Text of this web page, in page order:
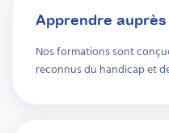
Apprendre
Nos formations sont
reconnus du handicap et